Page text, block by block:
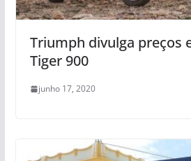
Triumph divulga preços
Tiger 900
junho 17, 2020